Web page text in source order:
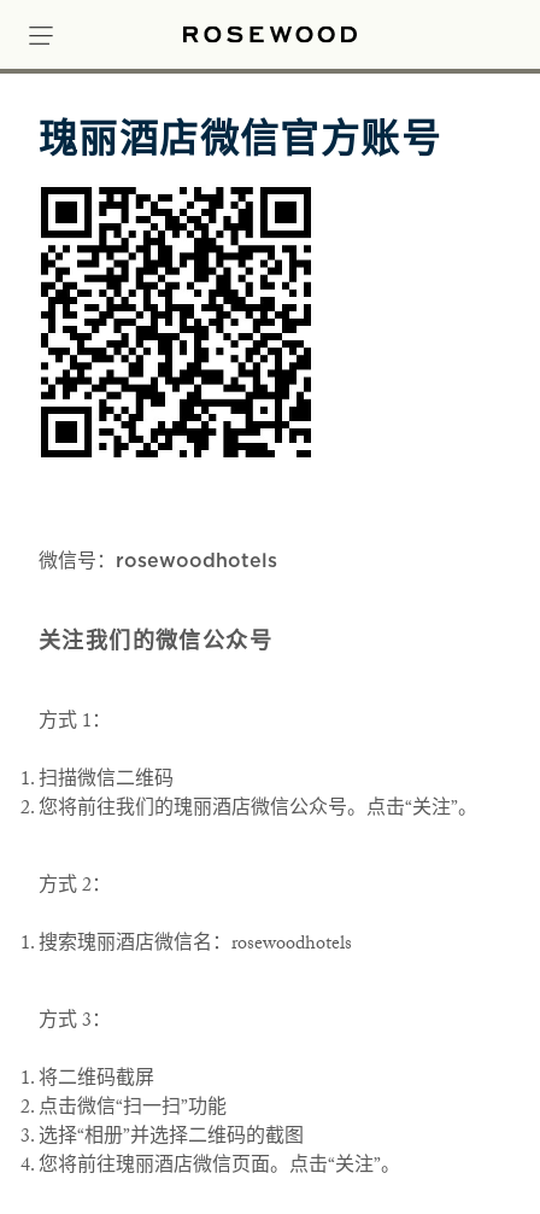
瑰丽酒店微信官方账号
微信号： rosewoodhotels
关注我们的微信公众号
方式 1：
扫描微信二维码
您将前往我们的瑰丽酒店微信公众号。点击“关注”。
方式 2：
搜索瑰丽酒店微信名：rosewoodhotels
方式 3：
将二维码截屏
点击微信“扫一扫”功能
选择“相册”并选择二维码的截图
您将前往瑰丽酒店微信页面。点击“关注”。